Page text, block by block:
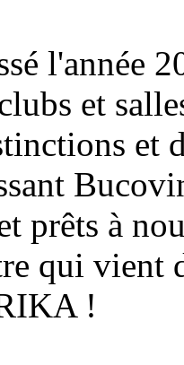
l'année
et
et
prêts à
qui vient
!